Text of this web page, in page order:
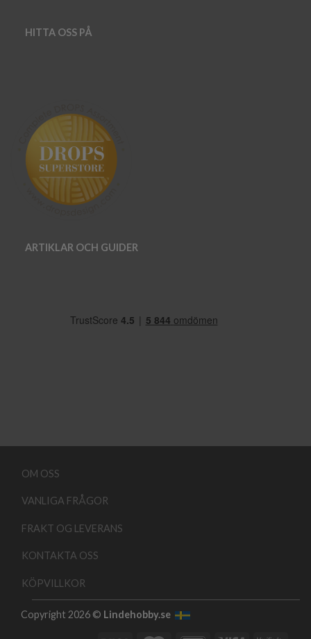
HITTA OSS PÅ
ARTIKLAR OCH GUIDER
OM OSS
VANLIGA FRÅGOR
FRAKT OG LEVERANS
KONTAKTA OSS
KÖPVILLKOR
Copyright 2026 © Lindehobby.se